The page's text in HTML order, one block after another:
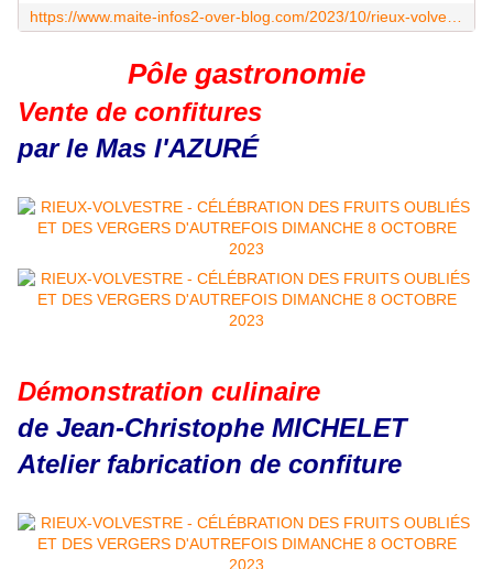
Pôle gastronomie
Vente de confitures
par le Mas l'AZURÉ
Démonstration culinaire
de Jean-Christophe MICHELET
Atelier fabrication de confiture